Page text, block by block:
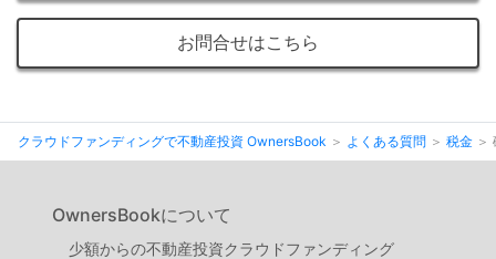
産
投
OwnersBook
お問合せはこちら
クラウドファンディングで不動産投資 OwnersBook よくある質問 税金
OwnersBookについて
少額からの不動産投資クラウドファンディング